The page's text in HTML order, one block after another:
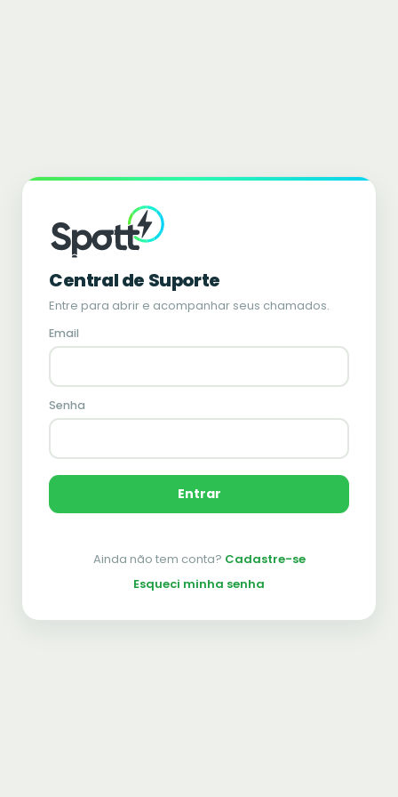
Central de Suporte
Entre para abrir e acompanhar seus chamados.
Email
Senha
Entrar
Ainda não tem conta? Cadastre-se
Esqueci minha senha